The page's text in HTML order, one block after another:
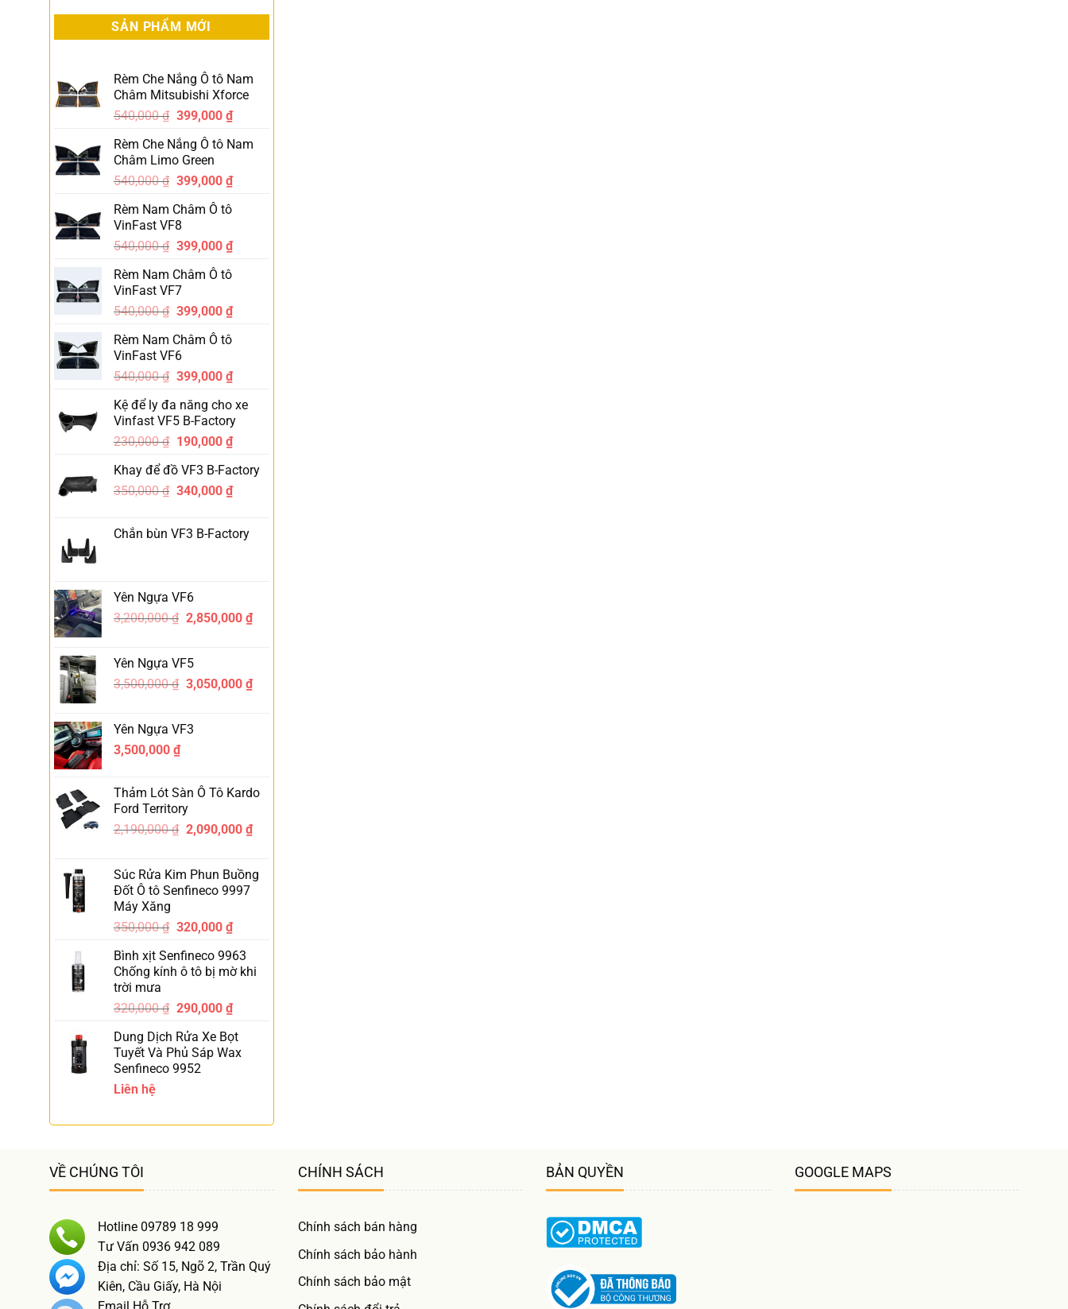
SẢN PHẨM MỚI
Rèm Che Nắng Ô tô Nam
Châm Mitsubishi Xforce
540,000₫ 399,000 ₫
Rèm Che Nắng Ô tô Nam
Châm Limo Green
540,000₫ 399,000 ₫
Rèm Nam Châm Ô tô
VinFast VF8
540,000₫ 399,000 ₫
Rèm Nam Châm Ô tô
VinFast VF7
540,000₫ 399,000 ₫
Rèm Nam Châm Ô tô
VinFast VF6
540,000₫ 399,000 ₫
Kệ để ly đa năng cho xe
Vinfast VF5 B-Factory
230,000₫ 190,000 ₫
Khay để đồ VF3 B-Factory
350,000₫ 340,000 ₫
Chắn bùn VF3 B-Factory
Yên Ngựa VF6
3,200,000₫ 2,850,000 ₫
Yên Ngựa VF5
3,500,000₫ 3,050,000 ₫
Yên Ngựa VF3
3,500,000 ₫
Thảm Lót Sàn Ô Tô Kardo
Ford Territory
2,190,000₫ 2,090,000 ₫
Súc Rửa Kim Phun Buồng
Đốt Ô tô Senfineco 9997
Máy Xăng
350,000₫ 320,000 ₫
Bình xịt Senfineco 9963
Chống kính ô tô bị mờ khi
trời mưa
320,000₫ 290,000 ₫
Dung Dịch Rửa Xe Bọt
Tuyết Và Phủ Sáp Wax
Senfineco 9952
Liên hệ
VỀ CHÚNG TÔI
Hotline 09789 18 999
Tư Vấn 0936 942 089
Địa chỉ: Số 15, Ngõ 2, Trần Quý
Kiên, Cầu Giấy, Hà Nội
CHÍNH SÁCH
Chính sách bán hàng
Chính sách bảo hành
Chính sách bảo mật
BẢN QUYỀN GOOGLE MAPS